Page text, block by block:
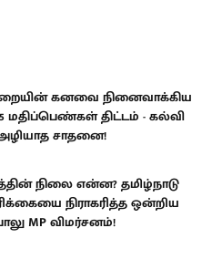
கனவை நினைவாக்கிய
திட்டம் - கல்வி
சாதனை!
நிலை என்ன? தமிழ்நாடு
நிராகரித்த ஒன்றிய
MP விமர்சனம்!